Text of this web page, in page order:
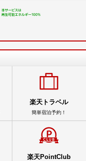
楽天トラベル
簡単宿泊予約！
楽天PointClub